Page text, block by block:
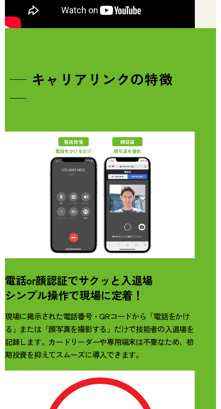
キャリアリンクの特徴
電話or顔認証でサクッと入退場
シンプル操作で現場に定着！
現場に掲示された電話番号・QRコードから「電話をかけ
る」または「顔写真を撮影する」だけで技能者の入退場を
記録します。カードリーダーや専用端末は不要なため、初
期投資を抑えてスムーズに導入できます。